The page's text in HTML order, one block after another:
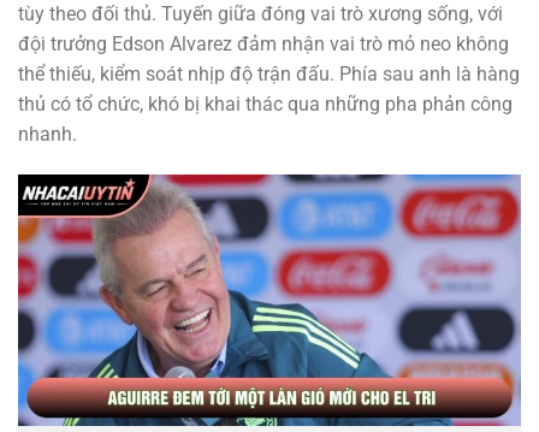
tùy theo đối thủ. Tuyến giữa đóng vai trò xương sống, với
đội trưởng Edson Alvarez đảm nhận vai trò mỏ neo không
thể thiếu, kiểm soát nhịp độ trận đấu. Phía sau anh là hàng
thủ có tổ chức, khó bị khai thác qua những pha phản công
nhanh.